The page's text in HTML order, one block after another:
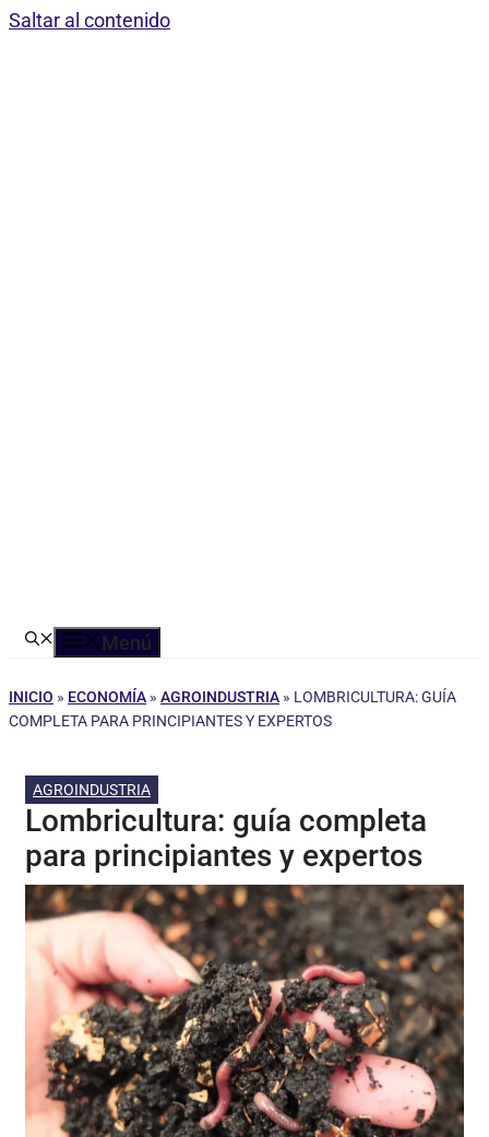
Saltar al contenido
Menú
INICIO » ECONOMÍA » AGROINDUSTRIA » LOMBRICULTURA: GUÍA
COMPLETA PARA PRINCIPIANTES Y EXPERTOS
AGROINDUSTRIA
Lombricultura: guía completa
para principiantes y expertos